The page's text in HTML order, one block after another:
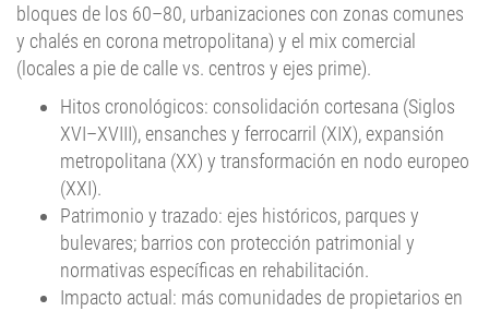
bloques de los 60–80, urbanizaciones con zonas comunes
y chalés en corona metropolitana) y el mix comercial
(locales a pie de calle vs. centros y ejes prime).
Hitos cronológicos: consolidación cortesana (Siglos
XVI–XVIII), ensanches y ferrocarril (XIX), expansión
metropolitana (XX) y transformación en nodo europeo
(XXI).
Patrimonio y trazado: ejes históricos, parques y
bulevares; barrios con protección patrimonial y
normativas específicas en rehabilitación.
Impacto actual: más comunidades de propietarios en